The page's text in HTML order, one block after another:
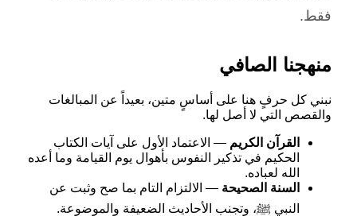
فقط.
منهجنا الصافي
نبني كل حرفٍ هنا على أساسٍ متين، بعيداً عن المبالغات
والقصص التي لا أصل لها.
القرآن الكريم — الاعتماد الأول على آيات الكتاب
الحكيم في تذكير النفوس بأهوال يوم القيامة وما أعده
الله لعباده.
السنة الصحيحة — الالتزام التام بما صح وثبت عن
النبي ﷺ، وتجنب الأحاديث الضعيفة والموضوعة.